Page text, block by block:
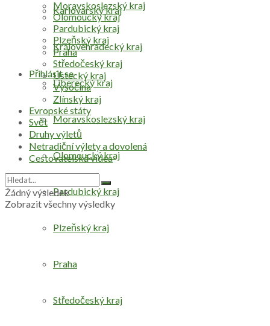
Přihlásit se
Karlovarský kraj
Královéhradecký kraj
Liberecký kraj
Moravskoslezský kraj
Olomoucký kraj
Pardubický kraj
Plzeňský kraj
Praha
Středočeský kraj
Moravskoslezský kraj
Olomoucký kraj
Pardubický kraj
Plzeňský kraj
Praha
Středočeský kraj
Ústecký kraj
Vysočina
Zlínský kraj
Evropské státy
Svět
Druhy výletů
Netradiční výlety a dovolená
Cestovatelská videa
Žádný výsledek
Zobrazit všechny výsledky